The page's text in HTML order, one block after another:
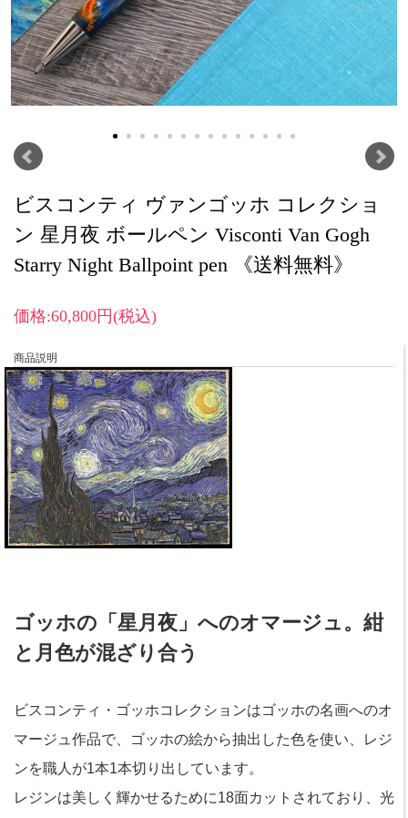
ビスコンティ ヴァンゴッホ コレクショ
ン 星月夜 ボールペン Visconti Van Gogh
Starry Night Ballpoint pen 《送料無料》
価格:60,800円(税込)
商品説明
ゴッホの「星月夜」へのオマージュ。紺
と月色が混ざり合う
ビスコンティ・ゴッホコレクションはゴッホの名画へのオ
マージュ作品で、ゴッホの絵から抽出した色を使い、レジ
ンを職人が1本1本切り出しています。
レジンは美しく輝かせるために18面カットされており、光